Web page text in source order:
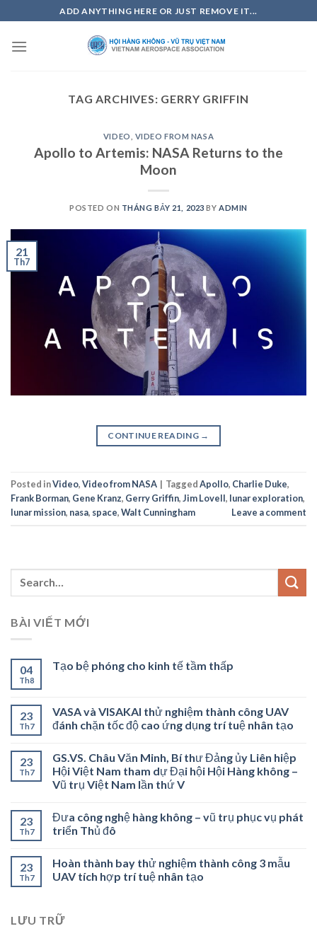
to
content
ADD ANYTHING HERE OR JUST REMOVE IT...
TAG ARCHIVES: GERRY GRIFFIN
VIDEO VIDEO FROM NASA
Apollo to Artemis: NASA Returns to the
Moon
POSTED ON THÁNG BẢY 21, 2023 BY ADMIN
21
Th7
CONTINUE READING →
Posted inVideo,Video from NASA | TaggedApollo, Charlie Duke,
Frank Borman, Gene Kranz, Gerry Griffin,Jim Lovell, lunar exploration,
lunar mission, nasa, space,Walt Cunningham Leave a comment
BÀI VIẾT MỚI
04
Th8
Tạo bệ phóng cho kinh tế tầm thấp
23
Th7
VASA và VISAKAI thử nghiệm thành công UAV
đánh chặn tốc độ cao ứng dụng trí tuệ nhân tạo
23
Th7
GS.VS. Châu Văn Minh, Bí thư Đảng ủy Liên hiệp
Hội Việt Nam tham dự Đại hội Hội Hàng không –
Vũ trụ Việt Nam lần thứ V
23
Th7
Đưa công nghệ hàng không – vũ trụ phục vụ phát
triển Thủ đô
23
Th7
Hoàn thành bay thử nghiệm thành công 3 mẫu
UAV tích hợp trí tuệ nhân tạo
LƯU TRỮ